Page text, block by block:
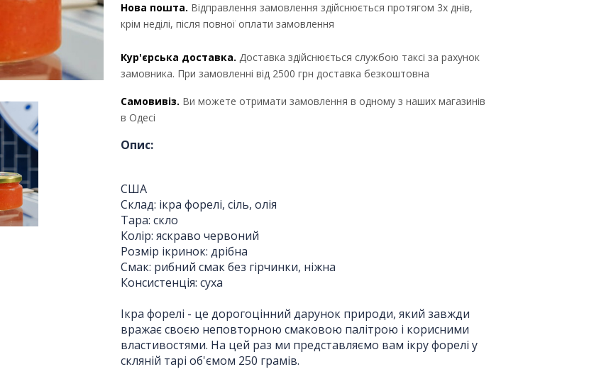
Нова пошта. Відправлення замовлення здійснюється протягом 3х днів,
крім неділі, після повної оплати замовлення
Кур'єрська доставка. Доставка здійснюється службою таксі за рахунок
замовника. При замовленні від 2500 грн доставка безкоштовна
Самовивіз. Ви можете отримати замовлення в одному з наших магазинів
в Одесі
Опис:
США
Склад: ікра форелі, сіль, олія
Тара: скло
Колір: яскраво червоний
Розмір ікринок: дрібна
Смак: рибний смак без гірчинки, ніжна
Консистенція: суха
Ікра форелі - це дорогоцінний дарунок природи, який завжди
вражає своєю неповторною смаковою палітрою і корисними
властивостями. На цей раз ми представляємо вам ікру форелі у
скляній тарі об'ємом 250 грамів.
Отримати комерційну
пропозицію